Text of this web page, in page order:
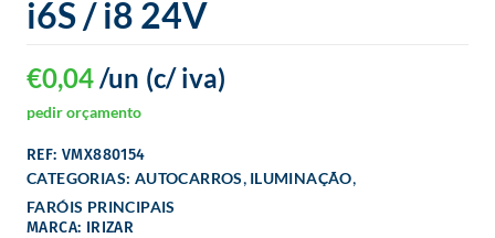
i6S / i8 24V
€0,04 (c/ iva)
/un
pedir orçamento
REF: VMX880154
CATEGORIAS: AUTOCARROS, ILUMINAÇÃO,
FARÓIS PRINCIPAIS
MARCA: IRIZAR